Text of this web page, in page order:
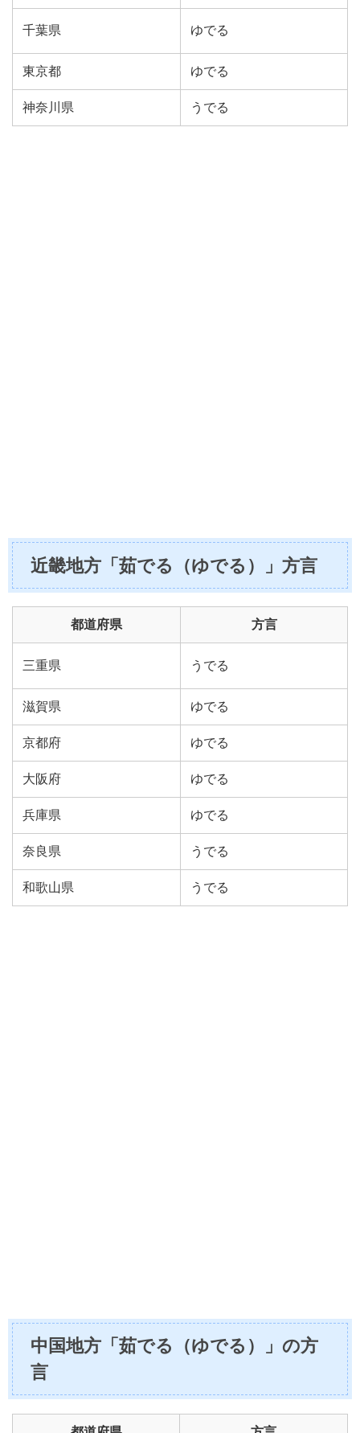
千葉県 ゆでる
東京都 ゆでる
神奈川県 うでる
近畿地方「茹でる（ゆでる）」方言
都道府県 方言
三重県 うでる
滋賀県 ゆでる
京都府 ゆでる
大阪府 ゆでる
兵庫県 ゆでる
奈良県 うでる
和歌山県 うでる
中国地方「茹でる（ゆでる）」の方
言